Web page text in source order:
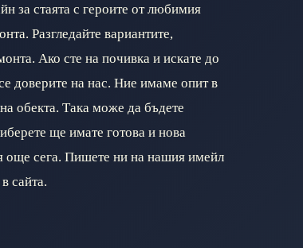
за стаята с героите от любимия
Разгледайте вариантите,
Ако сте на почивка и искате до
доверите на нас. Ние имаме опит в
обекта. Така може да бъдете
ще имате готова и нова
още сега. Пишете ни на нашия имейл
сайта.